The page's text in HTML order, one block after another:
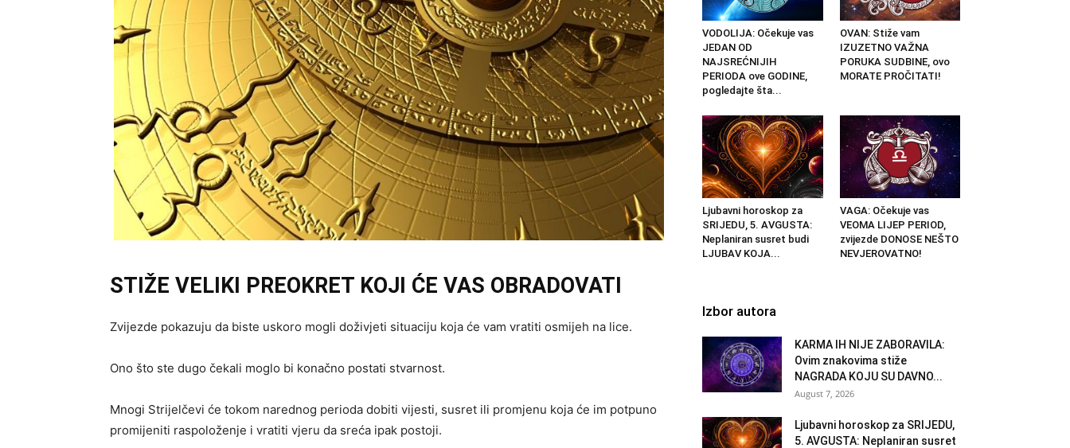
STIŽE VELIKI PREOKRET KOJI ĆE VAS OBRADOVATI
Zvijezde pokazuju da biste uskoro mogli doživjeti situaciju koja će vam vratiti osmijeh na lice.
Ono što ste dugo čekali moglo bi konačno postati stvarnost.
Mnogi Strijelčevi će tokom narednog perioda dobiti vijesti, susret ili promjenu koja će im potpuno
promijeniti raspoloženje i vratiti vjeru da sreća ipak postoji.
VODOLIJA: Očekuje vas
JEDAN OD
NAJSREĆNIJIH
PERIODA ove GODINE,
pogledajte šta...
OVAN: Stiže vam
IZUZETNO VAŽNA
PORUKA SUDBINE, ovo
MORATE PROČITATI!
Ljubavni horoskop za
SRIJEDU, 5. AVGUSTA:
Neplaniran susret budi
LJUBAV KOJA...
VAGA: Očekuje vas
VEOMA LIJEP PERIOD,
zvijezde DONOSE NEŠTO
NEVJEROVATNO!
Izbor autora
KARMA IH NIJE ZABORAVILA:
Ovim znakovima stiže
NAGRADA KOJU SU DAVNO...
August 7, 2026
Ljubavni horoskop za SRIJEDU,
5. AVGUSTA: Neplaniran susret